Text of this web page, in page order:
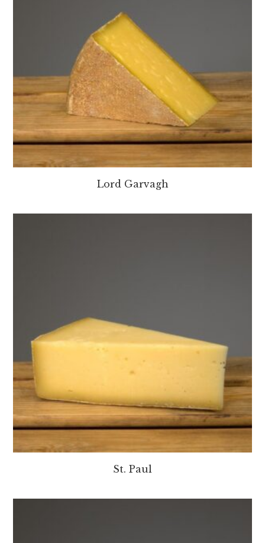
Lord Garvagh
St. Paul